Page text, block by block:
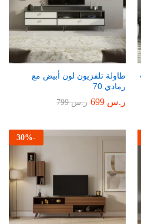
طاولة تلفزيون لون أبيض مع
رمادي 70
ر.س ر.س799
-
30%